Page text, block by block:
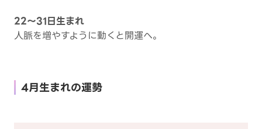
22～31日生まれ
人脈を増やすように動くと開運へ。
4月生まれの運勢